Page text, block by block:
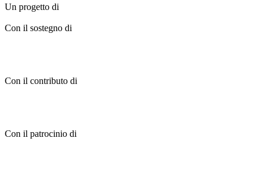
Un progetto di
Con il sostegno di
Con il contributo di
Con il patrocinio di